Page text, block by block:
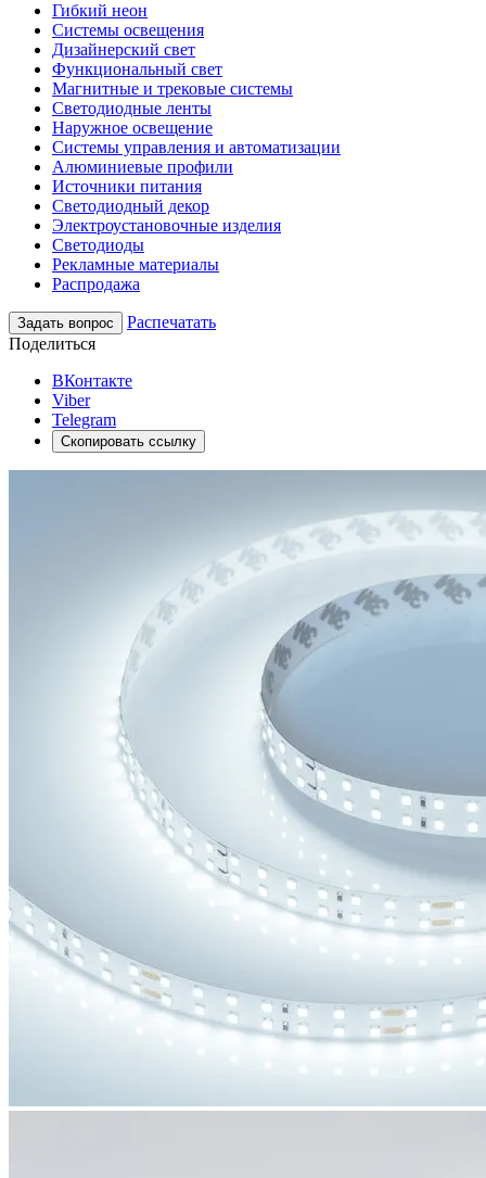
Гибкий неон
Системы освещения
Дизайнерский свет
Функциональный свет
Магнитные и трековые системы
Светодиодные ленты
Наружное освещение
Системы управления и автоматизации
Алюминиевые профили
Источники питания
Светодиодный декор
Электроустановочные изделия
Светодиоды
Рекламные материалы
Распродажа
Задать вопрос
Распечатать
Поделиться
ВКонтакте
Viber
Telegram
Скопировать ссылку